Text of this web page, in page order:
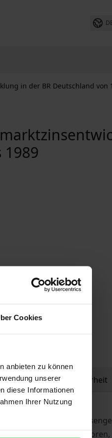
Cookies
anbieten zu können
unserer
diese Informationen
Ihrer Nutzung
in der BR Deutschland von
1989
Produktsicherheit
der Erfolg im
die Kenntnis der Faktoren,